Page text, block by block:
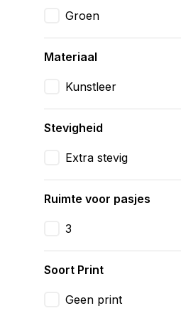
Groen
Materiaal
Kunstleer
Stevigheid
Extra stevig
Ruimte voor pasjes
3
Soort Print
Geen print